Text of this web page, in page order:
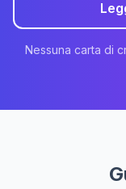
Nessuna carta di